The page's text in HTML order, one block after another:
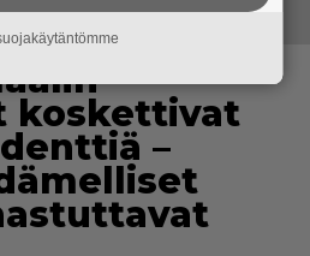
koskettivat
–